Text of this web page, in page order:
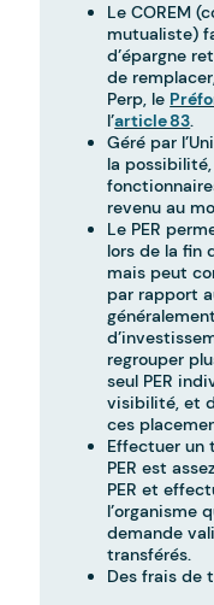
Le COREM
mutualiste)
d’épargne
de
Perp, le
l’article 83.
Géré par
la
revenu au
Le PER
lors de la fin
mais peut
par rapport
regrouper
seul PER
visibilité, et
ces
Effectuer un
PER est
PER et
l’organisme
demande
transférés.
Des frais de